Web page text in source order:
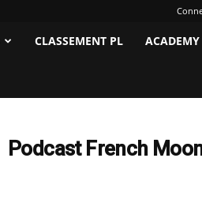
CLASSEMENT PL ACADEMY
Podcast French